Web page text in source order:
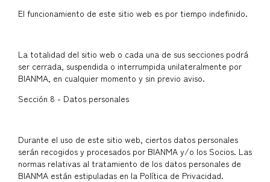
El funcionamiento de este sitio web es por tiempo indefinido.
La totalidad del sitio web o cada una de sus secciones podrá
ser cerrada, suspendida o interrumpida unilateralmente por
BIANMA, en cualquier momento y sin previo aviso.
Sección 8 - Datos personales
Durante el uso de este sitio web, ciertos datos personales
serán recogidos y procesados por BIANMA y/o los Socios. Las
normas relativas al tratamiento de los datos personales de
BIANMA están estipuladas en la Política de Privacidad.